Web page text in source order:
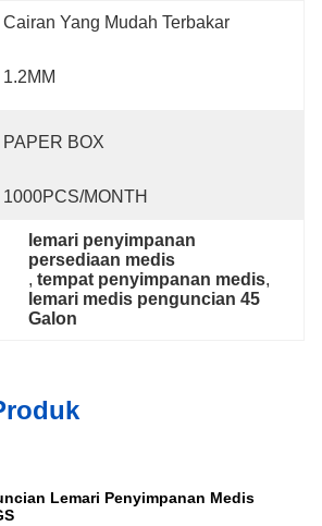
Cairan Yang Mudah Terbakar
1.2MM
PAPER BOX
1000PCS/MONTH
lemari penyimpanan
persediaan medis
, tempat penyimpanan medis,
lemari medis penguncian 45
Galon
Lemari Penyimpanan Medis